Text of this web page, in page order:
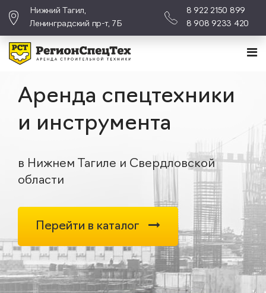
Нижний Тагил,
Ленинградский пр-т, 7Б
8 922 2150 899
8 908 9233 420
Аренда спецтехники
и инструмента
в Нижнем Тагиле и Свердловской
области
Перейти в каталог